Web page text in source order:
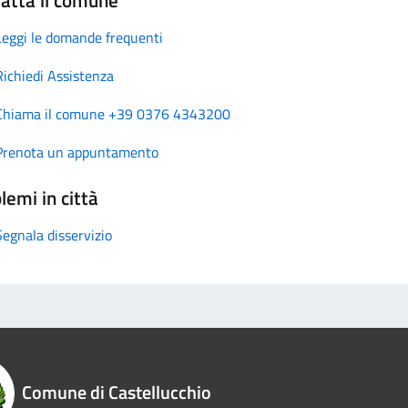
le domande frequenti
Assistenza
il comune +39 0376 4343200
un appuntamento
in città
disservizio
Comune di Castellucchio